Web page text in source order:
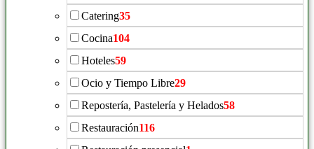
Catering35
Cocina104
Hoteles59
Ocio y Tiempo Libre29
Repostería, Pastelería y Helados58
Restauración116